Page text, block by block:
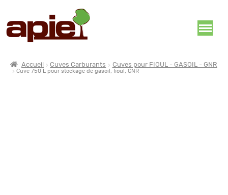
Accueil Cuves Carburants Cuves pour FIOUL - GASOIL - GNR
Cuve 750 L pour stockage de gasoil, fioul, GNR